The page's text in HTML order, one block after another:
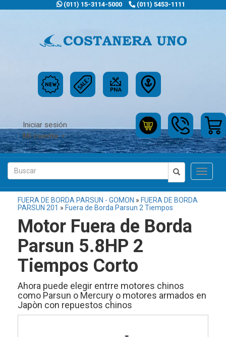
(011) 15-3114-5000 (011) 5453-1111
Iniciar sesión
Mi cuenta
Toggle
FUERA DE BORDA PARSUN - GOMON » FUERA DE BORDA
PARSUN 201 » Fuera de Borda Parsun 2 Tiempos
Motor Fuera de Borda
Parsun 5.8HP 2
Tiempos Corto
Ahora puede elegir entrre motores chinos
como Parsun o Mercury o motores armados en
Japòn con repuestos chinos